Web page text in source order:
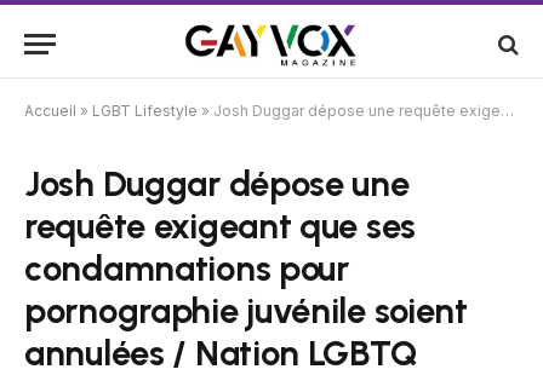
Accueil » LGBT Lifestyle » Josh Duggar dépose une requête exigeant que ses condamnations pour pornographie juvénile soient annulées / Nation LGBTQ
Josh Duggar dépose une
requête exigeant que ses
condamnations pour
pornographie juvénile soient
annulées / Nation LGBTQ